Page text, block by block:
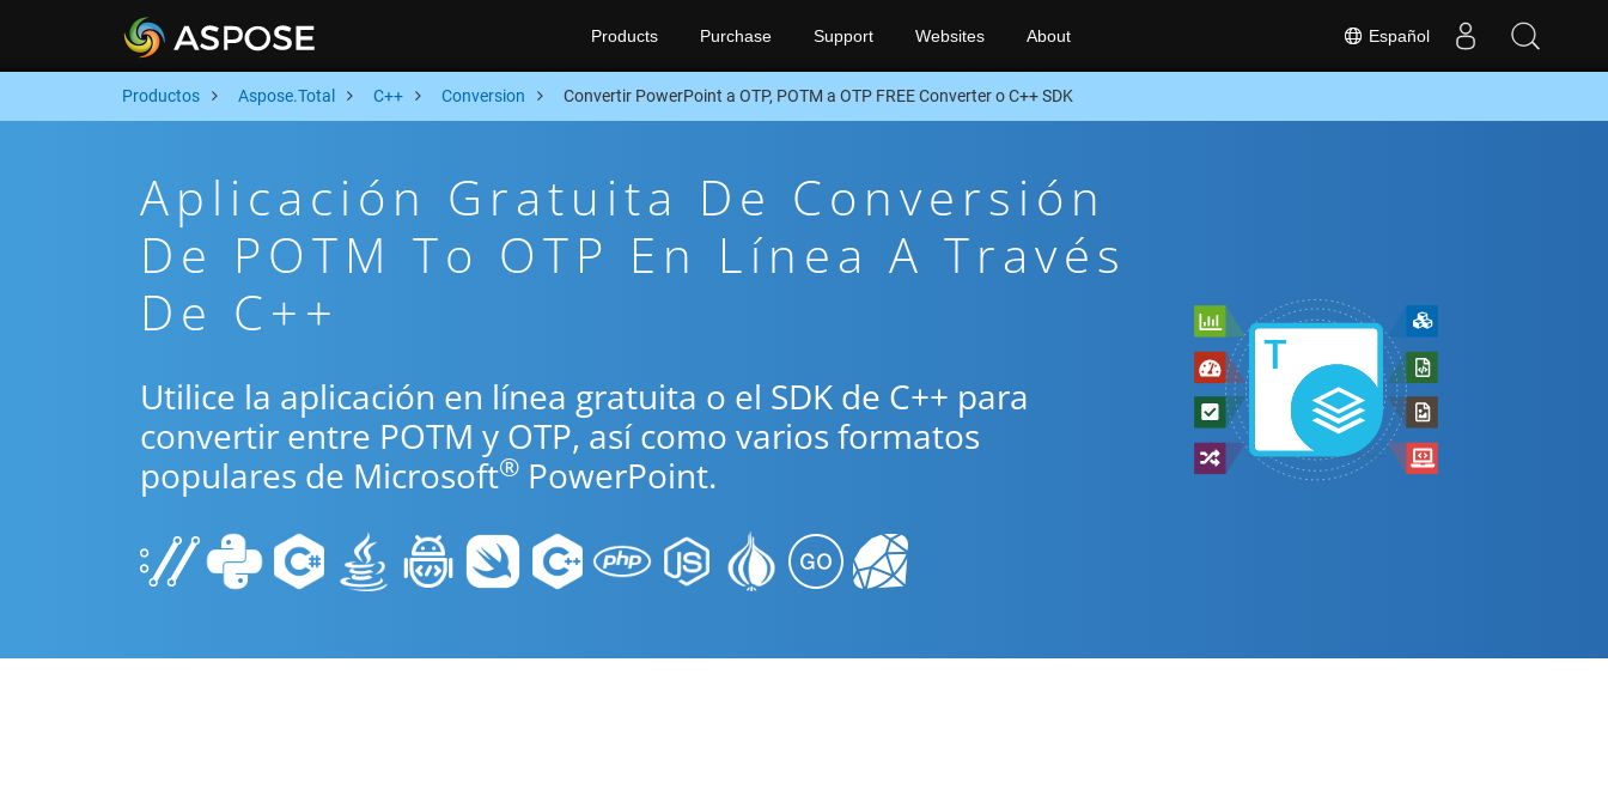
Español
Products Purchase Support Websites About
Productos Aspose.Total C++ Conversion Convertir PowerPoint a OTP, POTM a OTP FREE Converter o C++ SDK
Aplicación Gratuita De Conversión
De POTM To OTP En Línea A Través
De C++
Utilice la aplicación en línea gratuita o el SDK de C++ para
convertir entre POTM y OTP, así como varios formatos
populares de Microsoft® PowerPoint.